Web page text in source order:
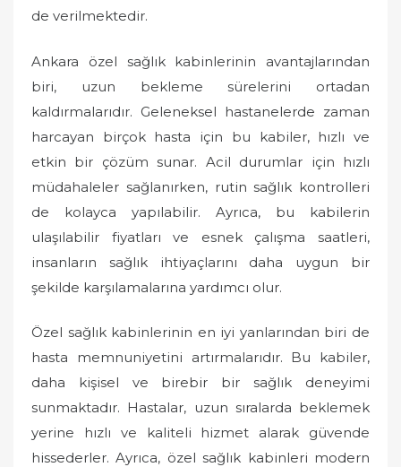
de verilmektedir.
Ankara özel sağlık kabinlerinin avantajlarından
biri, uzun bekleme sürelerini ortadan
kaldırmalarıdır. Geleneksel hastanelerde zaman
harcayan birçok hasta için bu kabiler, hızlı ve
etkin bir çözüm sunar. Acil durumlar için hızlı
müdahaleler sağlanırken, rutin sağlık kontrolleri
de kolayca yapılabilir. Ayrıca, bu kabilerin
ulaşılabilir fiyatları ve esnek çalışma saatleri,
insanların sağlık ihtiyaçlarını daha uygun bir
şekilde karşılamalarına yardımcı olur.
Özel sağlık kabinlerinin en iyi yanlarından biri de
hasta memnuniyetini artırmalarıdır. Bu kabiler,
daha kişisel ve birebir bir sağlık deneyimi
sunmaktadır. Hastalar, uzun sıralarda beklemek
yerine hızlı ve kaliteli hizmet alarak güvende
hissederler. Ayrıca, özel sağlık kabinleri modern